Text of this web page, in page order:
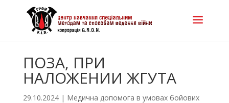
ПОЗА, ПРИ
НАЛОЖЕНИИ ЖГУТА
29.10.2024| Медична допомога в умовах бойових